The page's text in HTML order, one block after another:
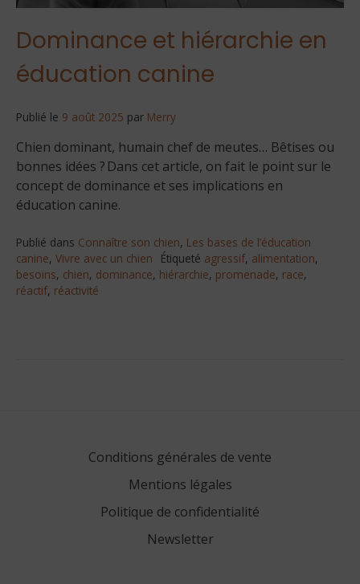
Dominance et hiérarchie en
éducation canine
Publié le 9 août 2025 par Merry
Chien dominant, humain chef de meutes… Bêtises ou
bonnes idées ? Dans cet article, on fait le point sur le
concept de dominance et ses implications en
éducation canine.
Publié dans Connaître son chien, Les bases de l’éducation
canine, Vivre avec un chien Étiqueté agressif, alimentation,
besoins, chien, dominance, hiérarchie, promenade, race,
réactif, réactivité
Conditions générales de vente
Mentions légales
Politique de confidentialité
Newsletter